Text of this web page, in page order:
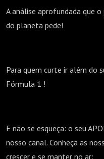
A análise aprofundada que
do planeta pede!
Para quem curte ir além do
Fórmula 1 !
E não se esqueça: o seu
nosso canal. Conheça as
crescer e se manter no ar: